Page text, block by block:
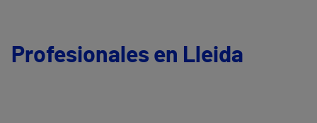
Profesionales en Lleida